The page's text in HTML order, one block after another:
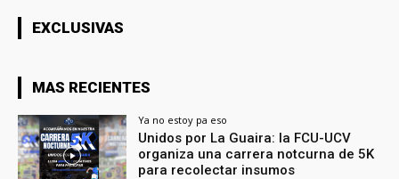
EXCLUSIVAS
MAS RECIENTES
Ya no estoy pa eso
Unidos por La Guaira: la FCU-UCV
organiza una carrera notcurna de 5K
para recolectar insumos